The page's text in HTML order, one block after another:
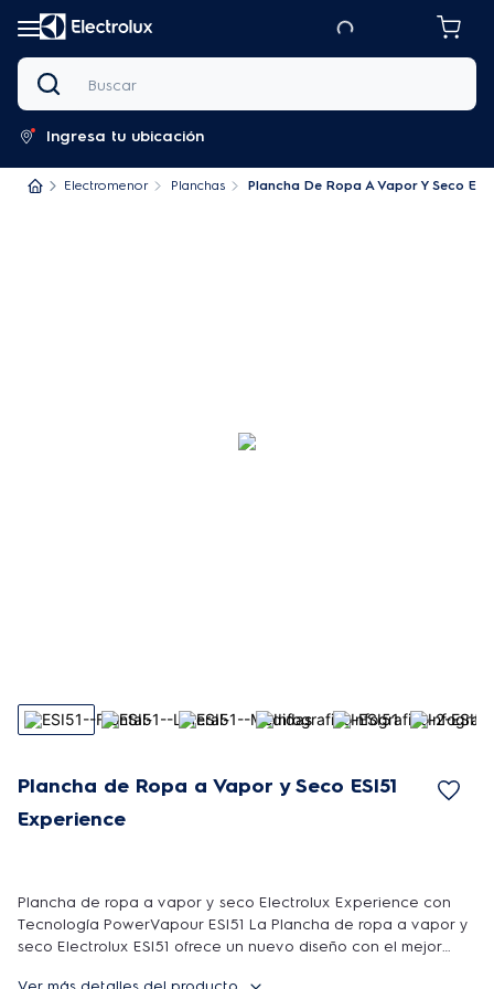
Buscar
Ingresa tu ubicación
Electromenor Planchas Plancha De Ropa A Vapor Y Seco
Plancha de Ropa a Vapor y Seco ESI51
Experience
Plancha de ropa a vapor y seco Electrolux Experience con
Tecnología PowerVapour ESI51 La Plancha de ropa a vapor y
seco Electrolux ESI51 ofrece un nuevo diseño con el mejor